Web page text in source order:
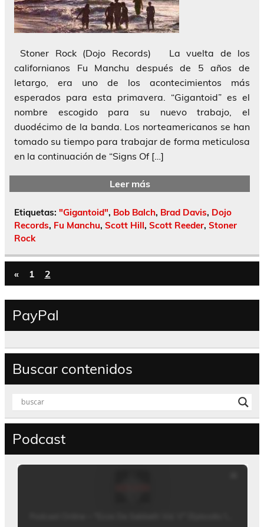
Stoner Rock (Dojo Records) La vuelta de los
californianos Fu Manchu después de 5 años de
letargo, era uno de los acontecimientos más
esperados para esta primavera. “Gigantoid” es el
nombre escogido para su nuevo trabajo, el
duodécimo de la banda. Los norteamericanos se han
tomado su tiempo para trabajar de forma meticulosa
en la continuación de “Signs Of […]
Leer más
Etiquetas: "Gigantoid", Bob Balch, Brad Davis, Dojo
Records, Fu Manchu, Scott Hill, Scott Reeder, Stoner
Rock
« 1 2
PayPal
Buscar contenidos
Podcast